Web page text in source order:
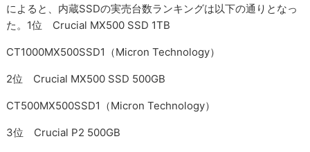
によると、内蔵SSDの実売台数ランキングは以下の通りとなっ
た。1位 Crucial MX500 SSD 1TB
CT1000MX500SSD1（Micron Technology）
2位 Crucial MX500 SSD 500GB
CT500MX500SSD1（Micron Technology）
3位 Crucial P2 500GB